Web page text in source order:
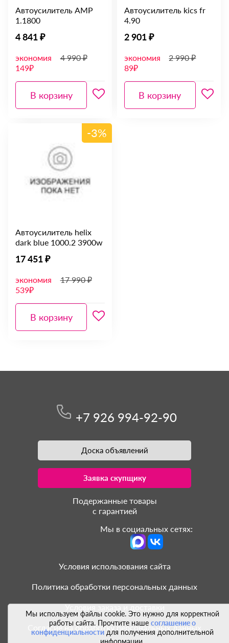
Автоусилитель AMP
1.1800
4 841 ₽
экономия
149₽
4 990 ₽
В корзину
Автоусилитель kics fr
4.90
2 901 ₽
экономия
89₽
2 990 ₽
В корзину
-3%
Автоусилитель helix
dark blue 1000.2 3900w
17 451 ₽
экономия
539₽
17 990 ₽
В корзину
Мы используем файлы cookie. Это нужно для корректной
работы сайта. Прочтите наше соглашение о
конфиденциальностидля получения дополнительной
информации.
+7 926 994-92-90
Доска объявлений
Заявка скупщику
Подержанные товары
с гарантией
Мы в социальных сетях:
Условия использования сайта
Политика обработки персональных данных
Условия заказа и доставки
Согласие на обработку персональных данных